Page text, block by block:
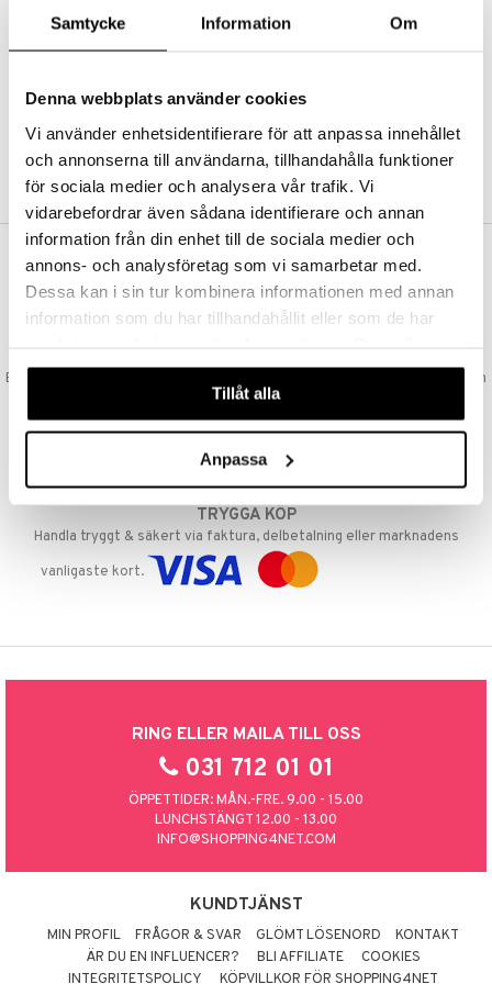
Samtycke Information Om
Denna webbplats använder cookies
Vi använder enhetsidentifierare för att anpassa innehållet
och annonserna till användarna, tillhandahålla funktioner
för sociala medier och analysera vår trafik. Vi
vidarebefordrar även sådana identifierare och annan
information från din enhet till de sociala medier och
annons- och analysföretag som vi samarbetar med.
Dessa kan i sin tur kombinera informationen med annan
information som du har tillhandahållit eller som de har
våra cookies vid fortsatt användande av vår webbplats.
Tillåt alla
Anpassa
Abonnemang
Bevaka produkter
Recensera produkter
SKAPA KUND
VAD KOSTAR FRAKTEN?
Vi erbjuder fri frakt från 350 kr. Vår gräns för fraktfri leverans bestäms
utifån vilken avdelning du handlar från. Läs mer här »
Beställningar lagda före 14:00 (gäller varor i lager) skickas normalt ut från
oss samma dag.
GODKÄND AV LÄKEMEDELSVERKET
EU-logotypen är symbolen som visar att vi är godkända av
TRYGGA KÖP
Handla tryggt & säkert via faktura, delbetalning eller marknadens
vanligaste kort.
RING ELLER MAILA TILL OSS
031 712 01 01
ÖPPETTIDER: MÅN.-FRE. 9.00 - 15.00
LUNCHSTÄNGT 12.00 - 13.00
INFO@SHOPPING4NET.COM
KUNDTJÄNST
MIN PROFIL FRÅGOR & SVAR GLÖMT LÖSENORD
KONTAKT
ÄR DU EN INFLUENCER?
BLI AFFILIATE
COOKIES
INTEGRITETSPOLICY
KÖPVILLKOR FÖR SHOPPING4NET